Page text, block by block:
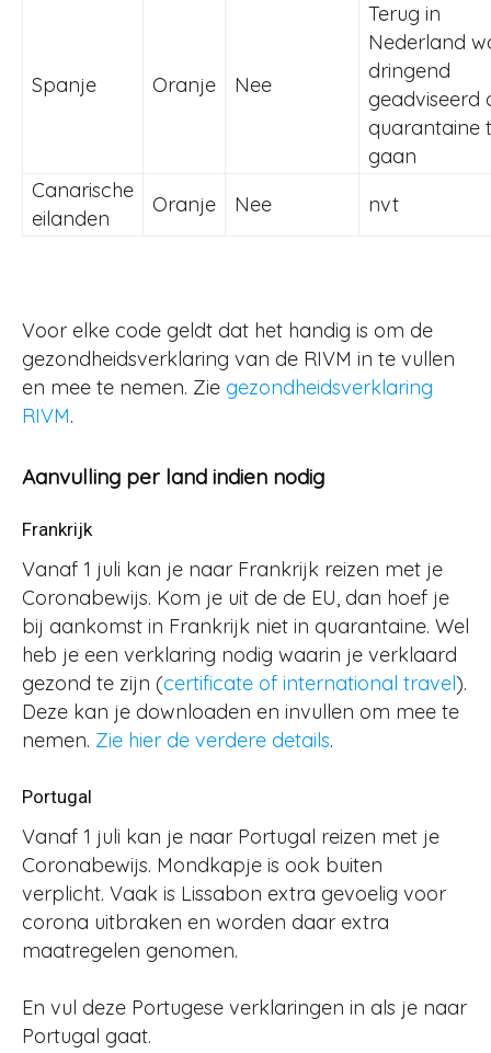
Spanje Oranje Nee
Terug in
Nederland
dringend
geadviseerd
quarantaine
gaan
Canarische
eilanden
Oranje Nee nvt
Voor elke code geldt dat het handig is om de
gezondheidsverklaring van de RIVM in te vullen
en mee te nemen. Zie gezondheidsverklaring
RIVM.
Aanvulling per land indien nodig
Frankrijk
Vanaf 1 juli kan je naar Frankrijk reizen met je
Coronabewijs. Kom je uit de de EU, dan hoef je
bij aankomst in Frankrijk niet in quarantaine. Wel
heb je een verklaring nodig waarin je verklaard
gezond te zijn (certificate of international travel).
Deze kan je downloaden en invullen om mee te
nemen. Zie hier de verdere details.
Portugal
Vanaf 1 juli kan je naar Portugal reizen met je
Coronabewijs. Mondkapje is ook buiten
verplicht. Vaak is Lissabon extra gevoelig voor
corona uitbraken en worden daar extra
maatregelen genomen.
En vul deze Portugese verklaringen in als je naar
Portugal gaat.